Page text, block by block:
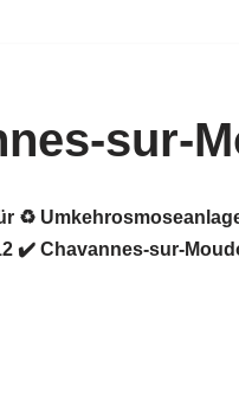
sur-
♻
✔️ Chavannes-sur-